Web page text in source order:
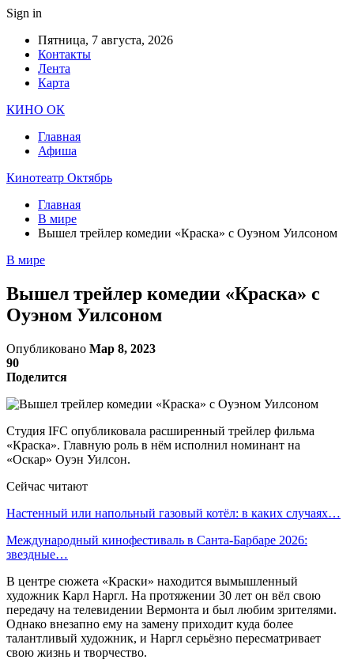
Sign in
Пятница, 7 августа, 2026
Контакты
Лента
Карта
КИНО ОК
Главная
Афиша
Кинотеатр Октябрь
Главная
В мире
Вышел трейлер комедии «Краска» с Оуэном Уилсоном
В мире
Вышел трейлер комедии «Краска» с
Оуэном Уилсоном
Опубликовано Мар 8, 2023
90
Поделится
Студия IFC опубликовала расширенный трейлер фильма
«Краска». Главную роль в нём исполнил номинант на
«Оскар» Оуэн Уилсон.
Сейчас читают
Настенный или напольный газовый котёл: в каких случаях…
Международный кинофестиваль в Санта-Барбаре 2026:
звездные…
В центре сюжета «Краски» находится вымышленный
художник Карл Наргл. На протяжении 30 лет он вёл свою
передачу на телевидении Вермонта и был любим зрителями.
Однако внезапно ему на замену приходит куда более
талантливый художник, и Наргл серьёзно пересматривает
свою жизнь и творчество.